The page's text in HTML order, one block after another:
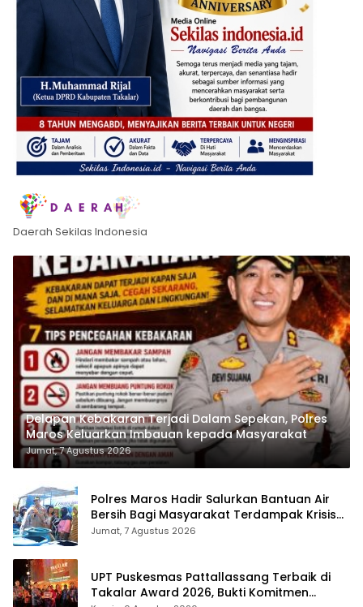
Daerah Sekilas Indonesia
Delapan Kebakaran Terjadi Dalam Sepekan, Polres
Maros Keluarkan Imbauan kepada Masyarakat
Jumat, 7 Agustus 2026
Polres Maros Hadir Salurkan Bantuan Air
Bersih Bagi Masyarakat Terdampak Krisis
Air Bersih Di Maros
Jumat, 7 Agustus 2026
UPT Puskesmas Pattallassang Terbaik di
Takalar Award 2026, Bukti Komitmen